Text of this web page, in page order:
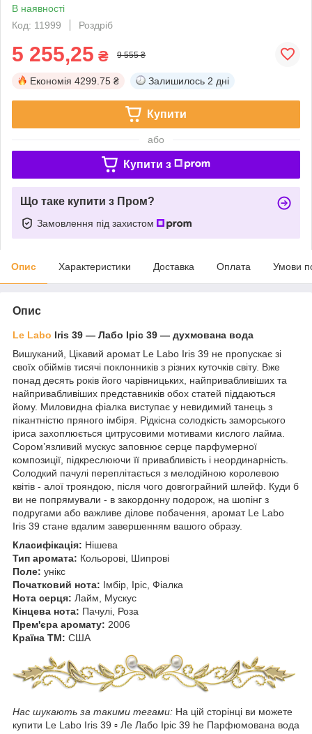
В наявності
Код: 11999
Роздріб
5 255,25 ₴ 9 555 ₴
Економія 4299.75 ₴ Залишилось 2 дні
Купити
або
Купити з
Що таке купити з Пром?
Замовлення під захистом
Опис Характеристики Доставка Оплата Умови
Опис
Le Labo Iris 39 — Лабо Іріс 39 — духмована вода
Вишуканий, Цікавий аромат Le Labo Iris 39 не пропускає зі
своїх обіймів тисячі поклонників з різних куточків світу. Вже
понад десять років його чарівницьких, найпривабливіших та
найпривабливіших представників обох статей піддаються
йому. Миловидна фіалка виступає у невидимий танець з
пікантністю пряного імбіря. Рідкісна солодкість заморського
іриса захоплюється цитрусовими мотивами кислого лайма.
Сором’язливий мускус заповнює серце парфумерної
композиції, підкреслюючи її привабливість і неординарність.
Солодкий пачулі переплітається з мелодійною королевою
квітів - алої трояндою, після чого довгограйний шлейф. Куди б
ви не попрямували - в закордонну подорож, на шопінг з
подругами або важливе ділове побачення, аромат Le Labo
Iris 39 стане вдалим завершенням вашого образу.
Класифікація: Нішева
Тип аромата: Кольорові, Шипрові
Поле: унікс
Початковий нота: Імбір, Іріс, Фіалка
Нота серця: Лайм, Мускус
Кінцева нота: Пачулі, Роза
Прем'єра аромату: 2006
Країна ТМ: США
Нас шукають за такими тегами: На цій сторінці ви можете
купити Le Labo Iris 39 ▫ Ле Лабо Іріс 39 he Парфюмована вода